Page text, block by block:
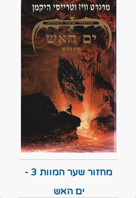
מחזור שער המוות 3 -
ים האש